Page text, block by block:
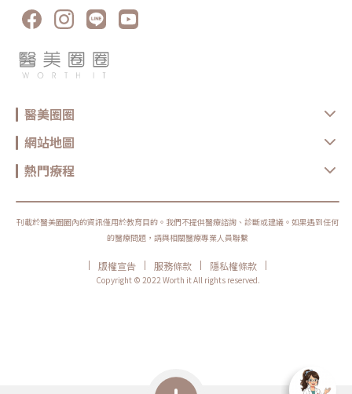
醫美圈圈
網站地圖
熱門療程
刊載於醫美圈圈內的資訊僅用於教育目的。我們不提供醫療諮詢、診斷或建議。如果遇到任何
的醫療問題，請與相關醫療專業人員聯繫
| 版權宣告 | 服務條款 | 隱私權條款
|
Copyright © 2022 Worth it All rights reserved.